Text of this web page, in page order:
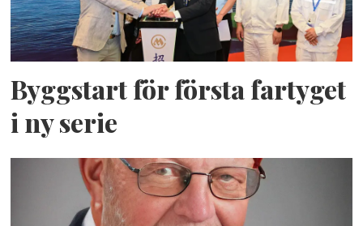
Byggstart för första fartyget
i ny serie